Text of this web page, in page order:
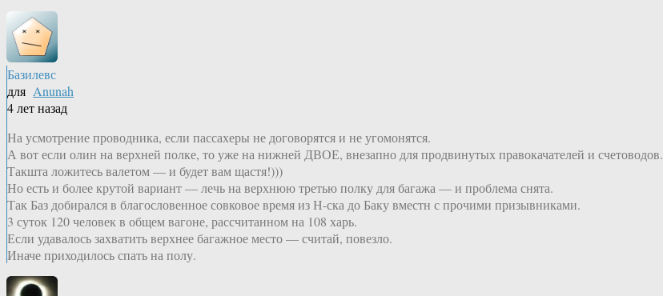
Базилевс
для Anunah
4 лет назад
На усмотрение проводника, если пассахеры не договорятся и не угомонятся.
А вот если олин на верхней полке, то уже на нижней ДВОЕ, внезапно для продвинутых правокачателей и счетоводов.
Такшта ложитесь валетом — и будет вам щастя!)))
Но есть и более крутой вариант — лечь на верхнюю третью полку для багажа — и проблема снята.
Так Баз добирался в благословенное совковое время из Н-ска до Баку вместн с прочими призывниками.
3 суток 120 человек в общем вагоне, рассчитанном на 108 харь.
Если удавалось захватить верхнее багажное место — считай, повезло.
Иначе приходилось спать на полу.